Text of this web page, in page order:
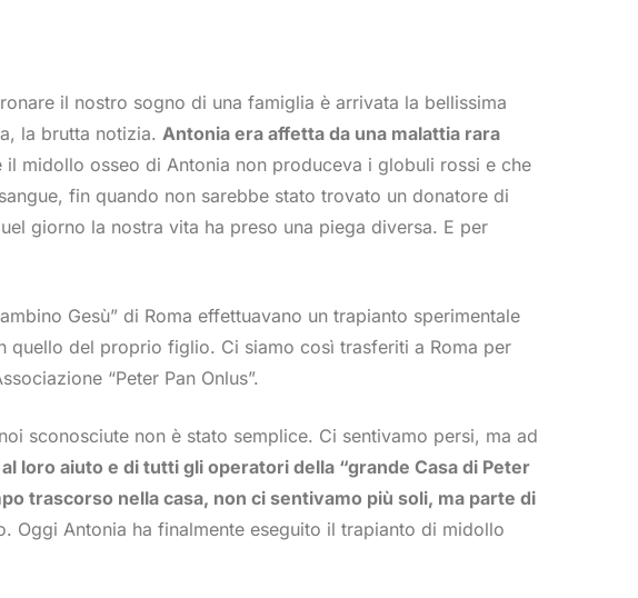
il nostro sogno di una famiglia è arrivata la bellissima
la brutta notizia. Antonia era affetta da una malattia rara
midollo osseo di Antonia non produceva i globuli rossi e che
fin quando non sarebbe stato trovato un donatore di
giorno la nostra vita ha preso una piega diversa. E per
Gesù” di Roma effettuavano un trapianto sperimentale
del proprio figlio. Ci siamo così trasferiti a Roma per
“Peter Pan Onlus”.
sconosciute non è stato semplice. Ci sentivamo persi, ma ad
al loro aiuto e di tutti gli operatori della “grande Casa di Peter
trascorso nella casa, non ci sentivamo più soli, ma parte di
Oggi Antonia ha finalmente eseguito il trapianto di midollo